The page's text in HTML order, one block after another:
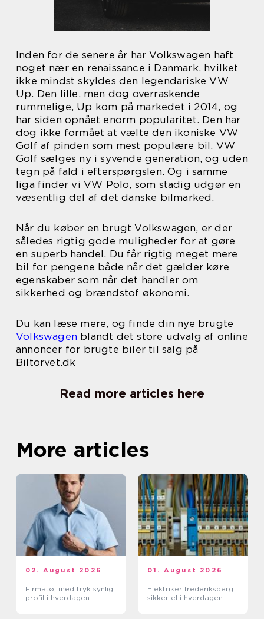
Inden for de senere år har Volkswagen haft
noget nær en renaissance i Danmark, hvilket
ikke mindst skyldes den legendariske VW
Up. Den lille, men dog overraskende
rummelige, Up kom på markedet i 2014, og
har siden opnået enorm popularitet. Den har
dog ikke formået at vælte den ikoniske VW
Golf af pinden som mest populære bil. VW
Golf sælges ny i syvende generation, og uden
tegn på fald i efterspørgslen. Og i samme
liga finder vi VW Polo, som stadig udgør en
væsentlig del af det danske bilmarked.
Når du køber en brugt Volkswagen, er der
således rigtig gode muligheder for at gøre
en superb handel. Du får rigtig meget mere
bil for pengene både når det gælder køre
egenskaber som når det handler om
sikkerhed og brændstof økonomi.
Du kan læse mere, og finde din nye brugte
Volkswagen blandt det store udvalg af online
annoncer for brugte biler til salg på
Biltorvet.dk
Read more articles here
More articles
02. August 2026
Firmatøj med tryk synlig
profil i hverdagen
01. August 2026
Elektriker frederiksberg:
sikker el i hverdagen